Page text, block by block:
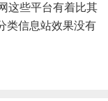
这些平台有着比其
类信息站效果没有